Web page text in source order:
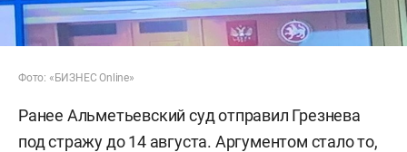
Фото: «БИЗНЕС Online»
Ранее Альметьевский суд отправил Грезнева
под стражу до 14 августа. Аргументом стало то,